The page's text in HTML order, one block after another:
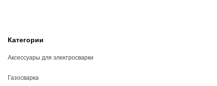
Категории
Аксессуары для электросварки
Газосварка